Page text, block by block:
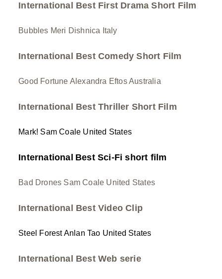
International Best First Drama Short Film
Bubbles Meri Dishnica Italy
International Best Comedy Short Film
Good Fortune Alexandra Eftos Australia
International Best Thriller Short Film
Mark! Sam Coale United States
International Best Sci-Fi short film
Bad Drones Sam Coale United States
International Best Video Clip
Steel Forest Anlan Tao United States
International Best Web serie